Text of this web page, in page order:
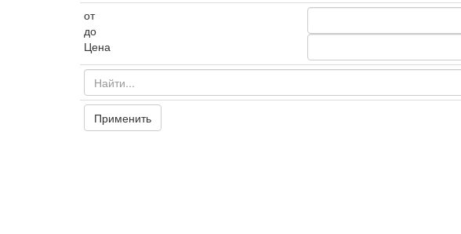
от
до
Цена
Применить